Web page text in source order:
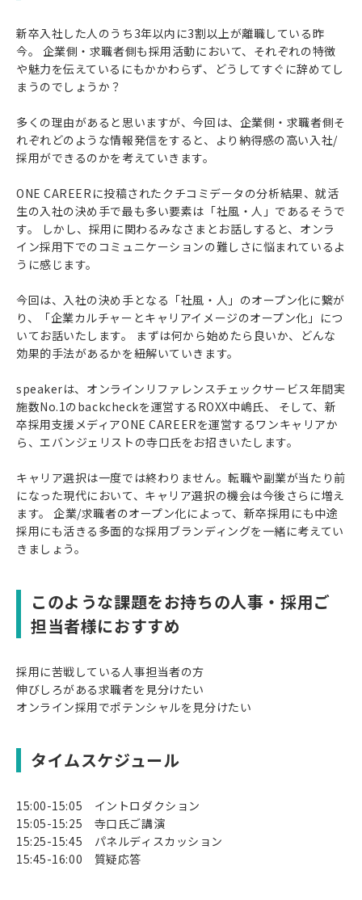
新卒入社した人のうち3年以内に3割以上が離職している昨
今。 企業側・求職者側も採用活動において、それぞれの特徴
や魅力を伝えているにもかかわらず、どうしてすぐに辞めてし
まうのでしょうか？
多くの理由があると思いますが、今回は、企業側・求職者側そ
れぞれどのような情報発信をすると、より納得感の高い入社/
採用ができるのかを考えていきます。
ONE CAREERに投稿されたクチコミデータの分析結果、就活
生の入社の決め手で最も多い要素は「社風・人」であるそうで
す。 しかし、採用に関わるみなさまとお話しすると、オンラ
イン採用下でのコミュニケーションの難しさに悩まれているよ
うに感じます。
今回は、入社の決め手となる「社風・人」のオープン化に繋が
り、「企業カルチャーとキャリアイメージのオープン化」につ
いてお話いたします。 まずは何から始めたら良いか、どんな
効果的手法があるかを紐解いていきます。
speakerは、オンラインリファレンスチェックサービス年間実
施数No.1のbackcheckを運営するROXX中嶋氏、 そして、新
卒採用支援メディアONE CAREERを運営するワンキャリアか
ら、エバンジェリストの寺口氏をお招きいたします。
キャリア選択は一度では終わりません。転職や副業が当たり前
になった現代において、キャリア選択の機会は今後さらに増え
ます。 企業/求職者のオープン化によって、新卒採用にも中途
採用にも活きる多面的な採用ブランディングを一緒に考えてい
きましょう。
このような課題をお持ちの人事・採用ご
担当者様におすすめ
採用に苦戦している人事担当者の方
伸びしろがある求職者を見分けたい
オンライン採用でポテンシャルを見分けたい
タイムスケジュール
15:00-15:05 イントロダクション
15:05-15:25 寺口氏ご講演
15:25-15:45 パネルディスカッション
15:45-16:00 質疑応答